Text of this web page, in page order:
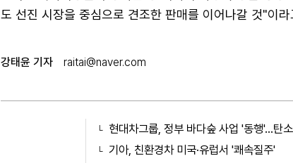
도 선진 시장을 중심으로 견조한 판매를 이어나갈 것"이라
강태윤 기자 raitai@naver.com
현대차그룹, 정부 바다숲 사업 '동행'…탄
기아, 친환경차 미국·유럽서 '쾌속질주'